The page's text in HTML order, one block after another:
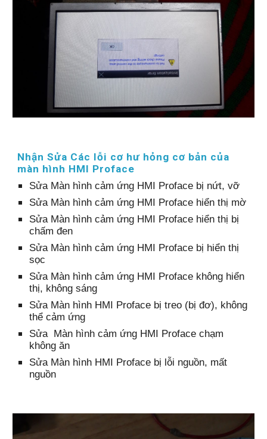
Nhận Sửa Các lỗi cơ hư hỏng cơ bản của
màn hình HMI Proface
Sửa Màn hình cảm ứng HMI Proface bị nứt, vỡ
Sửa Màn hình cảm ứng HMI Proface hiển thị mờ
Sửa Màn hình cảm ứng HMI Proface hiển thị bị
chấm đen
Sửa Màn hình cảm ứng HMI Proface bị hiển thị
sọc
Sửa Màn hình cảm ứng HMI Proface không hiển
thị, không sáng
Sửa Màn hình HMI Proface bị treo (bị đơ), không
thể cảm ứng
Sửa Màn hình cảm ứng HMI Proface chạm
không ăn
Sửa Màn hình HMI Proface bị lỗi nguồn, mất
nguồn